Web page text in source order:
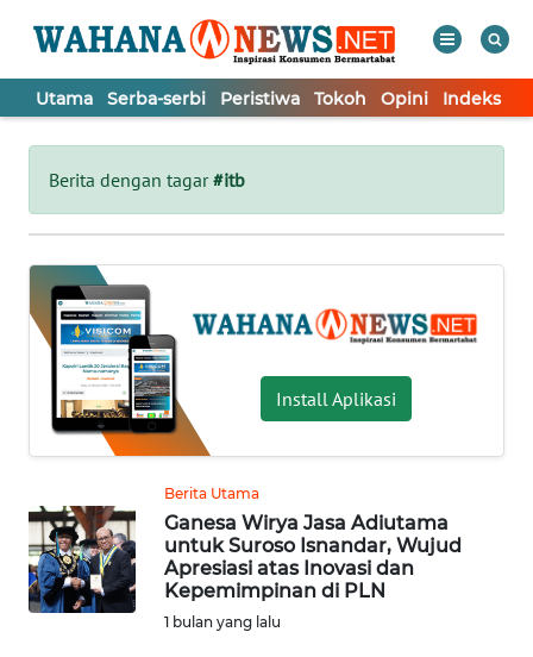
Utama Serba-serbi Peristiwa Tokoh Opini Indeks
Berita dengan tagar#itb
Install Aplikasi
Berita Utama
Ganesa Wirya Jasa Adiutama
untuk Suroso Isnandar, Wujud
Apresiasi atas Inovasi dan
Kepemimpinan di PLN
1 bulan yang lalu
Tutup
UTAMA
SERBA-
SERBI
PERISTIWA
TOKOH
OPINI
Informasi